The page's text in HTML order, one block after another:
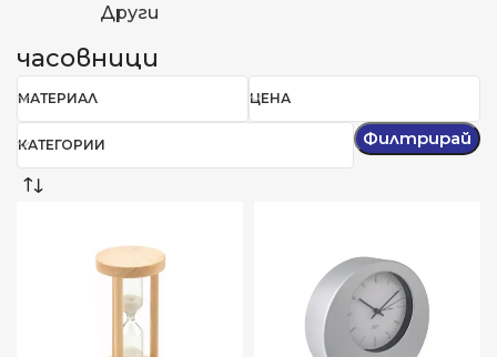
Други
часовници
МАТЕРИАЛ ЦЕНА
КАТЕГОРИИ Филтрирай